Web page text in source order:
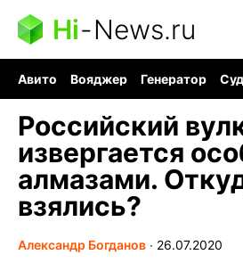
Hi-News.ru
Авито Вояджер Генератор
Российский
извергается
алмазами.
взялись?
Александр Богданов ∙ 26.07.2020